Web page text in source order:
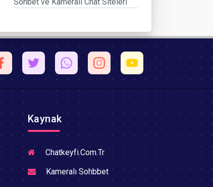
Kaynak
Chatkeyfi.Com.Tr
Kameralı Sohbbet